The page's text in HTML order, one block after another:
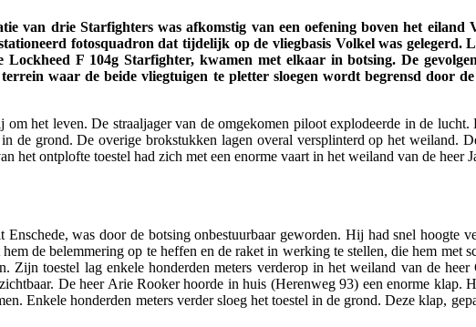
van drie Starfighters was afkomstig van een oefening boven het eiland
fotosquadron dat tijdelijk op de vliegbasis Volkel was gelegerd.
F 104g Starfighter, kwamen met elkaar in botsing. De
waar de beide vliegtuigen te pletter sloegen wordt begrensd door
het leven. De straaljager van de omgekomen piloot explodeerde in de lucht.
grond. De overige brokstukken lagen overal versplinterd op het weiland.
ontplofte toestel had zich met een enorme vaart in het weiland van de heer
was door de botsing onbestuurbaar geworden. Hij had snel hoogte
de belemmering op te heffen en de raket in werking te stellen, die hem met
toestel lag enkele honderden meters verderop in het weiland van de
De heer Arie Rooker hoorde in huis (Herenweg 93) een enorme klap.
Enkele honderden meters verder sloeg het toestel in de grond. Deze klap,